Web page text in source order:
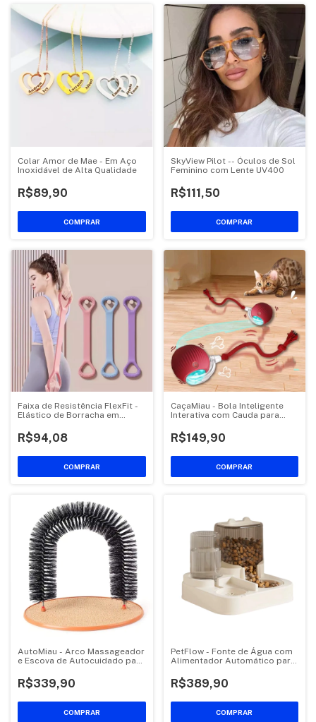
Colar Amor de Mae - Em Aço
Inoxidável de Alta Qualidade
R$89,90
COMPRAR
SkyView Pilot -- Óculos de Sol
Feminino com Lente UV400
R$111,50
COMPRAR
Faixa de Resistência FlexFit -
Elástico de Borracha em
Completos
R$94,08
COMPRAR
CaçaMiau - Bola Inteligente
Interativa com Cauda para
R$149,90
COMPRAR
AutoMiau - Arco Massageador
e Escova de Autocuidado para
R$339,90
PetFlow - Fonte de Água com
Alimentador Automático para
R$389,90